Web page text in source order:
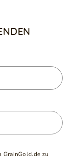
GrainGold.de zu